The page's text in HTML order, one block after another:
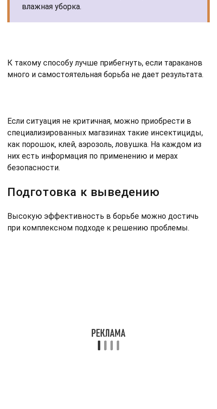
влажная уборка.
К такому способу лучше прибегнуть, если тараканов
много и самостоятельная борьба не дает результата.
Если ситуация не критичная, можно приобрести в
специализированных магазинах такие инсектициды,
как порошок, клей, аэрозоль, ловушка. На каждом из
них есть информация по применению и мерах
безопасности.
Подготовка к выведению
Высокую эффективность в борьбе можно достичь
при комплексном подходе к решению проблемы.